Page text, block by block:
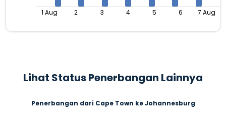
1 Aug 2 3 4 5 6 7 Aug
Lihat Status Penerbangan Lainnya
Penerbangan dari Cape Town ke Johannesburg